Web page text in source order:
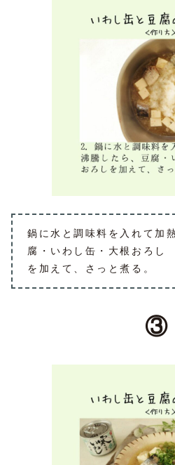
鍋に水と調味料を入れて加
腐・いわし缶・大根おろし
を加えて、さっと煮る。
③